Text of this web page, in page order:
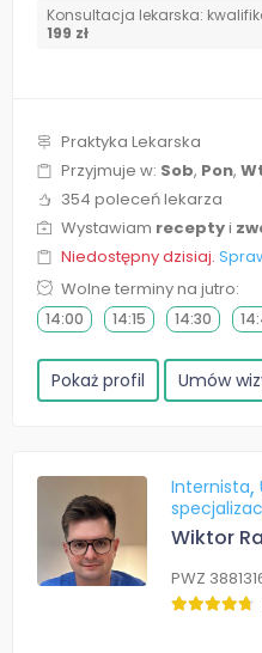
Konsultacja lekarska:
199 zł
Praktyka Lekarska
Przyjmuje w: Sob, Pon,
354 poleceń lekarza
Wystawiam receptyi
Niedostępny dzisiaj.
Wolne terminy na jutro:
14:00 14:15 14:30
Pokaż profil Umów
Internista
Wiktor
PWZ